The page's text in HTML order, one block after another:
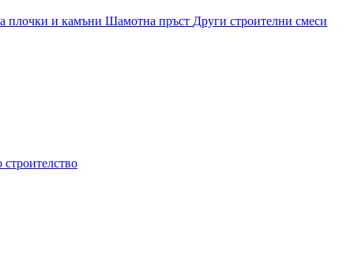
плочки и камъни Шамотна пръст Други строителни смеси
строителство